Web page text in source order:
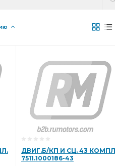
ДВИГ.Б/КП И СЦ. 43
7511.1000186-43